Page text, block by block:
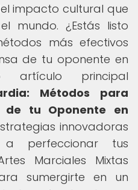
impacto cultural que
mundo. ¿Estás listo
más efectivos
de tu oponente en
artículo principal
Métodos para
de tu Oponente en
innovadoras
perfeccionar tus
Marciales Mixtas
sumergirte en un